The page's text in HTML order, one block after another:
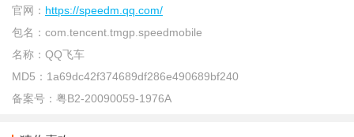
官网： https://speedm.qq.com/
包名： com.tencent.tmgp.speedmobile
名称： QQ飞车
MD5： 1a69dc42f374689df286e490689bf240
备案号： 粤B2-20090059-1976A